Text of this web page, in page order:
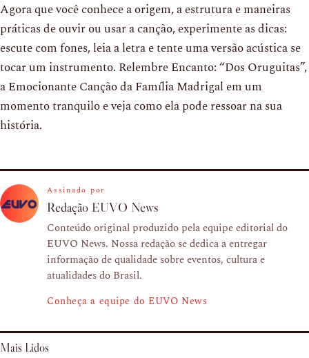
Agora que você conhece a origem, a estrutura e maneiras
práticas de ouvir ou usar a canção, experimente as dicas:
escute com fones, leia a letra e tente uma versão acústica se
tocar um instrumento. Relembre Encanto: “Dos Oruguitas”,
a Emocionante Canção da Família Madrigal em um
momento tranquilo e veja como ela pode ressoar na sua
história.
Assinado por
Redação EUVO News
Conteúdo original produzido pela equipe editorial do
EUVO News. Nossa redação se dedica a entregar
informação de qualidade sobre eventos, cultura e
atualidades do Brasil.
Conheça a equipe do EUVO News
Mais Lidos